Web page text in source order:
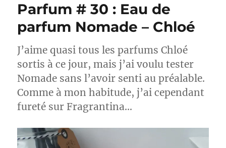
Parfum # 30 : Eau de
parfum Nomade – Chloé
J’aime quasi tous les parfums Chloé
sortis à ce jour, mais j’ai voulu tester
Nomade sans l’avoir senti au préalable.
Comme à mon habitude, j’ai cependant
fureté sur Fragrantina…